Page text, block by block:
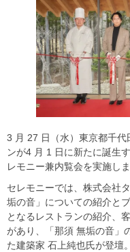
3 月 27 日（水）東京都千
ンが4 月 1 日に新たに誕生
レモニー兼内覧会を実施しま
セレモニーでは、株式会社
垢の音」についての紹介と
となるレストランの紹介、
があり、「那須 無垢の音」
た建築家 石上純也氏が登壇。